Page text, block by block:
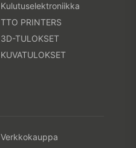
Kulutuselektroniikka
TTO PRINTERS
3D-TULOKSET
KUVATULOKSET
Verkkokauppa